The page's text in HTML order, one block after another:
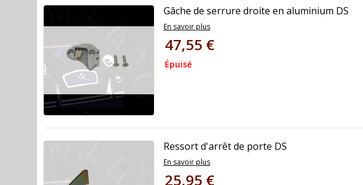
Gâche de serrure droite en aluminium DS
En savoir plus
47,55 €
Épuisé
Ressort d'arrêt de porte DS
En savoir plus
25,95 €